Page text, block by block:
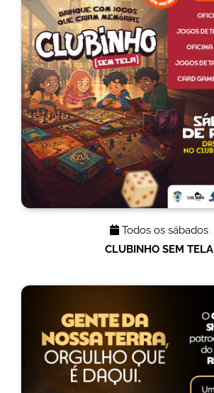
Todos os sábados
CLUBINHO SEM TELA